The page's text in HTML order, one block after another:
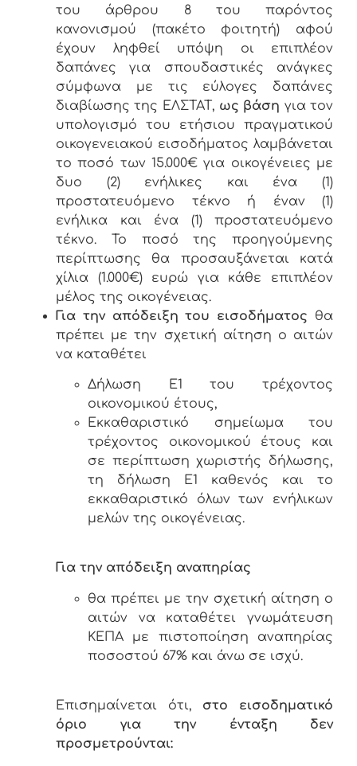
του άρθρου 8
του παρόντος
κανονισμού (πακέτο φοιτητή) αφού
έχουν ληφθεί υπόψη οι επιπλέον
δαπάνες για σπουδαστικές ανάγκες
σύμφωνα με τις εύλογες δαπάνες
διαβίωσης της ΕΛΣΤΑΤ, ως βάση για τον
υπολογισμό του ετήσιου πραγματικού
οικογενειακού εισοδήματος λαμβάνεται
το ποσό των 15.000€ για οικογένειες με
δυο (2) ενήλικες και ένα (1)
προστατευόμενο τέκνο ή έναν (1)
ενήλικα και ένα (1) προστατευόμενο
τέκνο. Το ποσό της προηγούμενης
περίπτωσης θα προσαυξάνεται κατά
χίλια (1.000€) ευρώ για κάθε επιπλέον
μέλος της οικογένειας.
Για την απόδειξη του εισοδήματος θα
πρέπει με την σχετική αίτηση ο αιτών
να καταθέτει
Δήλωση Ε1 του τρέχοντος
οικονομικού έτους,
Εκκαθαριστικό σημείωμα του
τρέχοντος οικονομικού έτους και
σε περίπτωση χωριστής δήλωσης,
τη δήλωση Ε1 καθενός και το
εκκαθαριστικό όλων των ενήλικων
μελών της οικογένειας.
Για την απόδειξη αναπηρίας
θα πρέπει με την σχετική αίτηση ο
αιτών να καταθέτει γνωμάτευση
ΚΕΠΑ με πιστοποίηση αναπηρίας
ποσοστού 67% και άνω σε ισχύ.
Επισημαίνεται ότι, στο εισοδηματικό
όριο για την ένταξη δεν
προσμετρούνται: